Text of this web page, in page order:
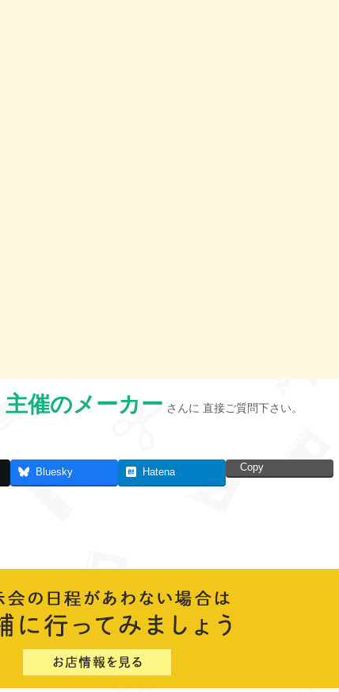
主催のメーカー さんに 直接ご質問下さい。
Bluesky Hatena Copy